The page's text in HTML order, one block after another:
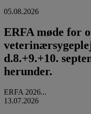
05.08.2026
ERFA møde for
d.8.+9.+10.
herunder.
ERFA 2026...
13.07.2026